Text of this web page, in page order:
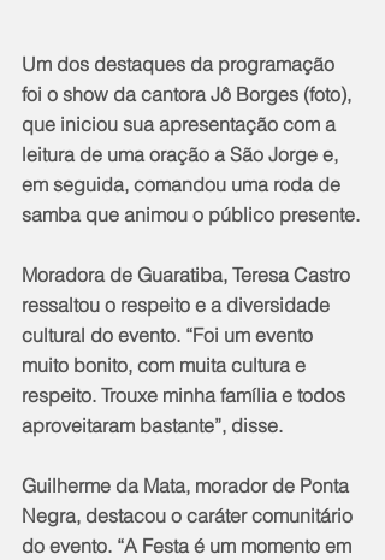
Um dos destaques da programação
foi o show da cantora Jô Borges (foto),
que iniciou sua apresentação com a
leitura de uma oração a São Jorge e,
em seguida, comandou uma roda de
samba que animou o público presente.
Moradora de Guaratiba, Teresa Castro
ressaltou o respeito e a diversidade
cultural do evento. “Foi um evento
muito bonito, com muita cultura e
respeito. Trouxe minha família e todos
aproveitaram bastante”, disse.
Guilherme da Mata, morador de Ponta
Negra, destacou o caráter comunitário
do evento. “A Festa é um momento em